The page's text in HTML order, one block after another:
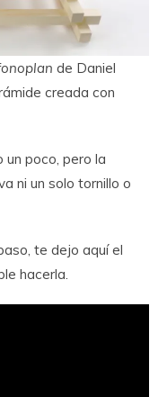
de Daniel
creada con
un poco, pero la
ni un solo tornillo o
te dejo aquí el
hacerla.